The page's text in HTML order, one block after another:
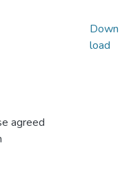
agreed
Down
load